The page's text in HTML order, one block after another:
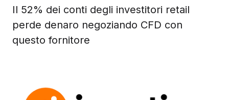
Il 52% dei conti degli investitori retail
perde denaro negoziando CFD con
questo fornitore